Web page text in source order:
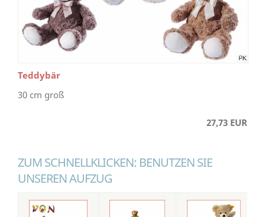
Teddybär
30 cm groß
27,73 EUR
ZUM SCHNELLKLICKEN: BENUTZEN SIE
UNSEREN AUFZUG